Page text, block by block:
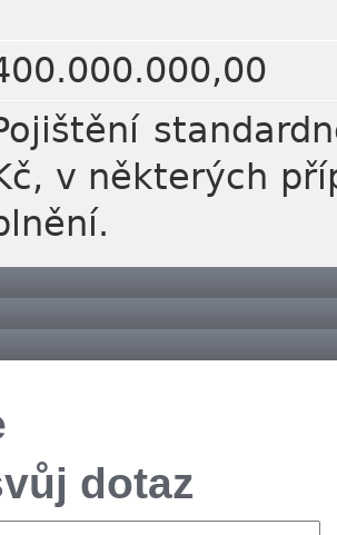
v některých
dotaz